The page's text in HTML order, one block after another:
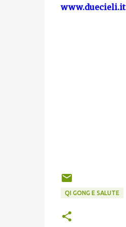
www.duecieli.it
QI GONG E SALUTE